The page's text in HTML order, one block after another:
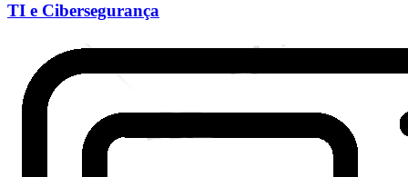
TI e Cibersegurança